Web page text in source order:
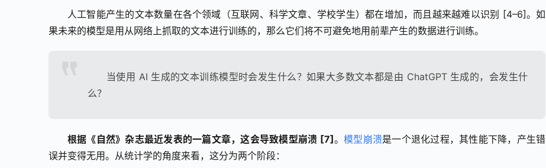
人工智能产生的文本数量在各个领域（互联网、科学文章、学校学生）都在增加，而且越来越难以识别 [4–6]。如
果未来的模型是用从网络上抓取的文本进行训练的，那么它们将不可避免地用前辈产生的数据进行训练。
当使用 AI 生成的文本训练模型时会发生什么？如果大多数文本都是由 ChatGPT 生成的，会发生什
么？
根据《自然》杂志最近发表的一篇文章，这会导致模型崩溃 [7] 。模型崩溃是一个退化过程，其性能下降，产生错
误并变得无用。从统计学的角度来看，这分为两个阶段：